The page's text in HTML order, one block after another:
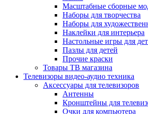
Масштабные сборные
Наборы для творчества
Наборы для
Наклейки для интерьера
Настольные игры для
Пазлы для детей
Прочие краски
Товары ТВ магазина
Телевизоры видео-аудио техника
Аксессуары для телевизоров
Антенны
Кронштейны для
Очки для компьютера